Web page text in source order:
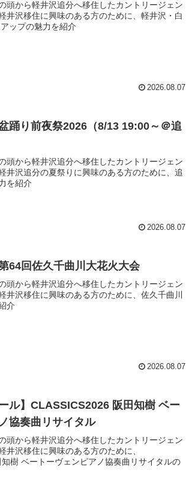
頭から軽井沢追分へ移住したカントリージェン
井沢移住に興味のある方のために、軽井沢・白
ップの魅力を紹介
2026.08.07
踊り前夜祭2026（8/13 19:00～＠追
頭から軽井沢追分へ移住したカントリージェン
井沢追分の夏祭りに興味のある方のために、追
を紹介
2026.08.07
64回佐久千曲川大花火大会
頭から軽井沢追分へ移住したカントリージェン
井沢移住に興味のある方のために、佐久千曲川
介
2026.08.07
ル】CLASSICS2026 阪田知樹 ベー
協奏曲リサイタル
頭から軽井沢追分へ移住したカントリージェン
井沢移住に興味のある方のために、
樹 ベートーヴェンピアノ協奏曲リサイタルの